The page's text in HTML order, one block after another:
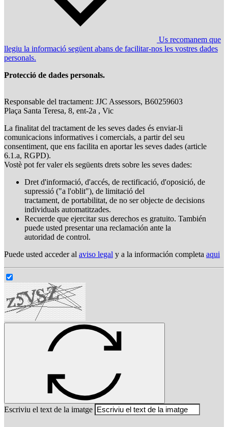
Us recomanem que
llegiu la informació següent abans de facilitar-nos les vostres dades
personals.
Protecció de dades personals.
Responsable del tractament: JJC Assessors, B60259603
Plaça Santa Teresa, 8, ent-2a , Vic
La finalitat del tractament de les seves dades és enviar-li
comunicacions informatives i comercials, a partir del seu
consentiment, que ens facilita en aportar les seves dades (article
6.1.a, RGPD).
Vostè pot fer valer els següents drets sobre les seves dades:
Dret d'informació, d'accés, de rectificació, d'oposició, de
supressió ("a l'oblit"), de limitació del
tractament, de portabilitat, de no ser objecte de decisions
individuals automatitzades.
Recuerde que ejercitar sus derechos es gratuito. También
puede usted presentar una reclamación ante la
autoridad de control.
Puede usted acceder al aviso legal y a la información completa aqui
Escriviu el text de la imatge